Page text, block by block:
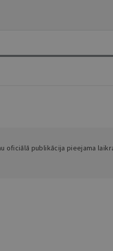
oficiālā publikācija pieejama